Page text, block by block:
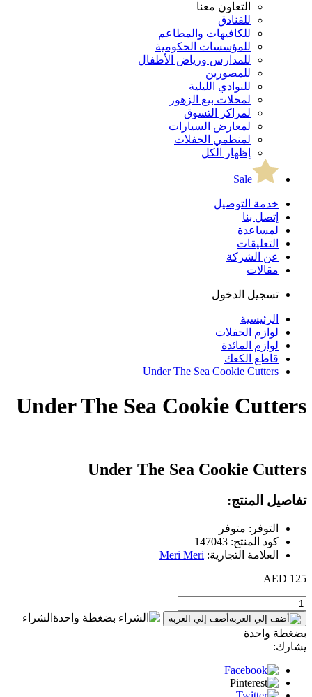
التعاون معنا
للفنادق
للكافيهات والمطاعم
للمؤسسات الحكومية
للمدارس ورياض الأطفال
للمصورين
للنوادي الليلية
لمحلات بيع الزهور
لمراكز التسوق
لمعارض السيارات
لمنظمي الحفلات
إظهار الكل
Sale
خدمة التوصيل
إتصل بنا
لمساعدة
التعليقات
عن الشركة
مقالات
تسجيل الدخول
الرئيسية
لوازم الحفلات
لوازم المائدة
قاطع الكعك
Under The Sea Cookie Cutters
Under The Sea Cookie Cutters
Under The Sea Cookie Cutters
تفاصيل المنتج:
التوفر: متوفر
كود المنتج: 147043
العلامة التجارية: Meri Meri
125 AED
أضف إلي العربة
الشراء
بضغطة واحدة
يشارك: